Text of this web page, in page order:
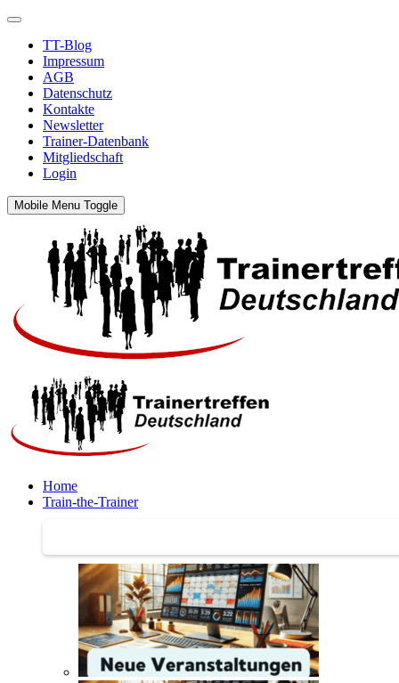
TT-Blog
Impressum
AGB
Datenschutz
Kontakte
Newsletter
Trainer-Datenbank
Mitgliedschaft
Login
Mobile Menu Toggle
Home
Train-the-Trainer